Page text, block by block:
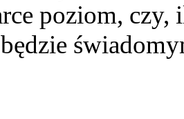
poziom,